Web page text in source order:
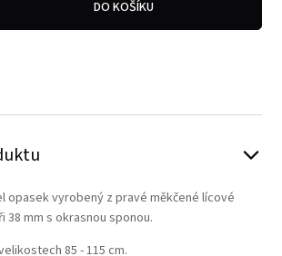
DO KOŠÍKU
opasek vyrobený z pravé měkčené lícové
38 mm s okrasnou sponou.
85 - 115 cm.